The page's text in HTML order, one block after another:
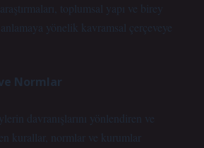
toplumsal yapı ve birey
yönelik kavramsal çerçeveye
Normlar
davranışlarını yönlendiren ve
kurallar, normlar ve kurumlar